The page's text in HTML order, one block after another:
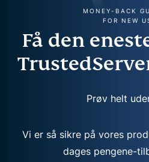
MONEY-BACK
FOR NEW
Få den
Prøv helt
Vi er så sikre på vores
dages pengene-